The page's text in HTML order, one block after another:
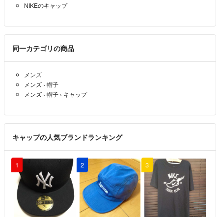
NIKEのキャップ
同一カテゴリの商品
メンズ
メンズ › 帽子
メンズ › 帽子 › キャップ
キャップの人気ブランドランキング
1 2 3